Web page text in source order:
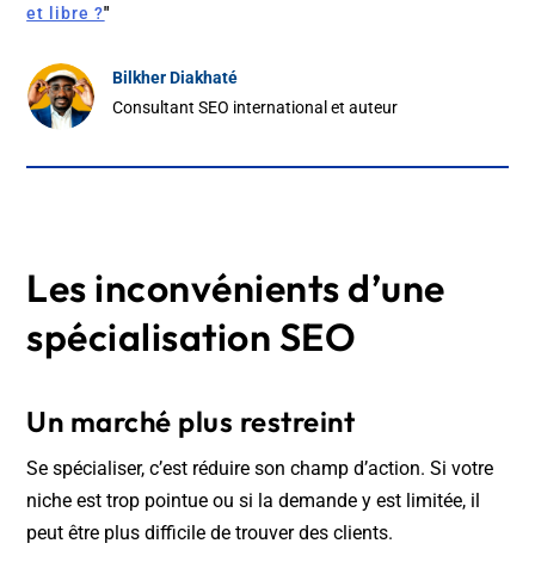
et libre ?"
Bilkher Diakhaté
Consultant SEO international et auteur
Les inconvénients d’une
spécialisation SEO
Un marché plus restreint
Se spécialiser, c’est réduire son champ d’action. Si votre
niche est trop pointue ou si la demande y est limitée, il
peut être plus difficile de trouver des clients.